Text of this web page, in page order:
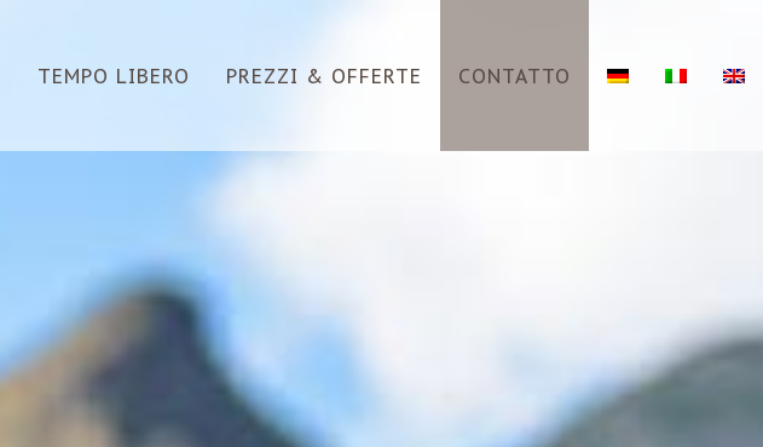
TEMPO LIBERO PREZZI & OFFERTE CONTATTO